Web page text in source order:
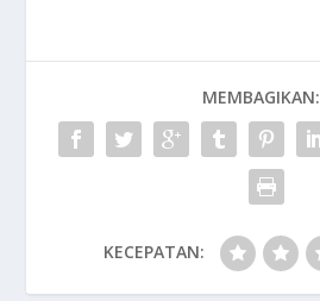
MEMBAGIKAN:
KECEPATAN: